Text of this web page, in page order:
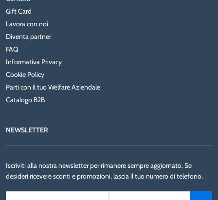
Gift Card
Lavora con noi
Diventa partner
FAQ
Informativa Privacy
Cookie Policy
Parti con il tuo Welfare Aziendale
Catalogo B2B
NEWSLETTER
Iscriviti alla nostra newsletter per rimanere sempre aggiornato. Se
desideri ricevere sconti e promozioni, lascia il tuo numero di telefono.